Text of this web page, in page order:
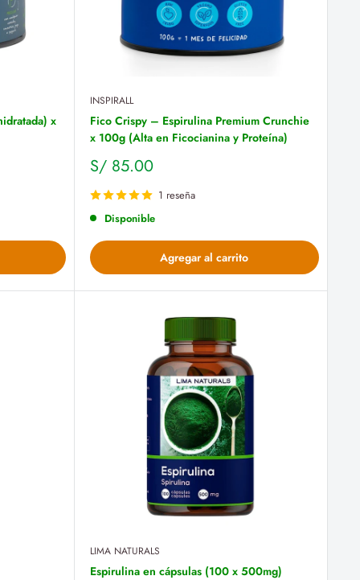
x
INSPIRALL
Fico Crispy – Espirulina Premium Crunchie
x 100g (Alta en Ficocianina y Proteína)
Precio
de
venta
S/ 85.00
1 reseña
Disponible
Agregar al carrito
LIMA NATURALS
Espirulina en cápsulas (100 x 500mg)